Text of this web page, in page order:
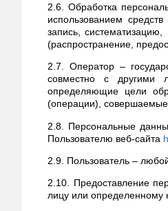
2.6. Обработка
использованием
запись,
(распространение,
2.7. Оператор –
совместно с другими
определяющие цели
(операции),
2.8. Персональные
Пользователю веб-сайта
2.9. Пользователь –
2.10. Предоставление
лицу или определенному